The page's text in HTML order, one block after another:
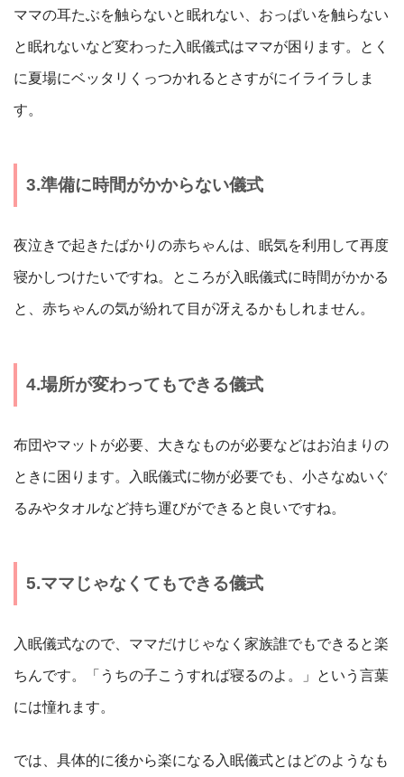
ママの耳たぶを触らないと眠れない、おっぱいを触らない
と眠れないなど変わった入眠儀式はママが困ります。とく
に夏場にベッタリくっつかれるとさすがにイライラしま
す。
3.準備に時間がかからない儀式
夜泣きで起きたばかりの赤ちゃんは、眠気を利用して再度
寝かしつけたいですね。ところが入眠儀式に時間がかかる
と、赤ちゃんの気が紛れて目が冴えるかもしれません。
4.場所が変わってもできる儀式
布団やマットが必要、大きなものが必要などはお泊まりの
ときに困ります。入眠儀式に物が必要でも、小さなぬいぐ
るみやタオルなど持ち運びができると良いですね。
5.ママじゃなくてもできる儀式
入眠儀式なので、ママだけじゃなく家族誰でもできると楽
ちんです。「うちの子こうすれば寝るのよ。」という言葉
には憧れます。
では、具体的に後から楽になる入眠儀式とはどのようなも